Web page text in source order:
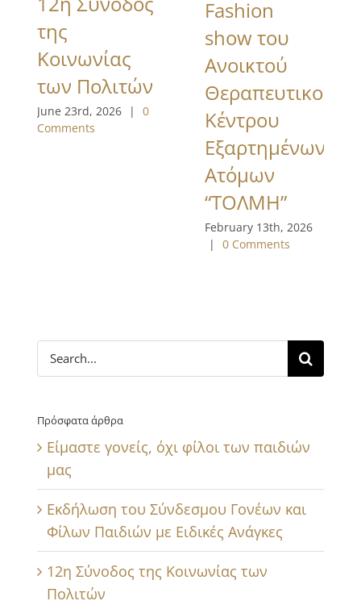
της
Κοινωνίας
των Πολιτών
June 23rd, 2026 |
0
Comments
Fashion
show του
Ανοικτού
Θεραπευτικού
Κέντρου
Εξαρτημένων
Ατόμων
“ΤΟΛΜΗ”
February 13th, 2026
|
0 Comments
Search
for:
Πρόσφατα άρθρα
Είμαστε γονείς, όχι φίλοι των παιδιών
μας
Εκδήλωση του Σύνδεσμου Γονέων και
Φίλων Παιδιών με Ειδικές Ανάγκες
12η Σύνοδος της Κοινωνίας των
Πολιτών